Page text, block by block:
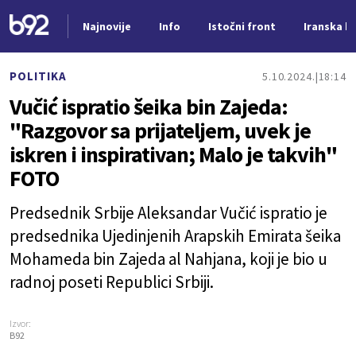
Najnovije Info Istočni front Iranska
POLITIKA 5.10.2024. 18:14
Vučić ispratio šeika bin Zajeda:
"Razgovor sa prijateljem, uvek je
iskren i inspirativan; Malo je takvih"
FOTO
Predsednik Srbije Aleksandar Vučić ispratio je
predsednika Ujedinjenih Arapskih Emirata šeika
Mohameda bin Zajeda al Nahjana, koji je bio u
radnoj poseti Republici Srbiji.
Izvor:
B92